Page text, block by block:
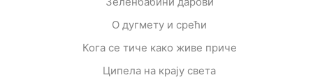
О дугмету и срећи
Кога се тиче како живе приче
Ципела на крају света